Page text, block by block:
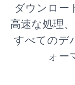
ダウンロー
高速な処理
すべてのデ
ォー